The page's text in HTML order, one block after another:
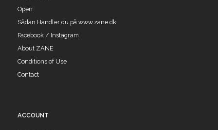
Open
Sådan Handler du på www.zane.dk
Facebook / Instagram
About ZANE
Conditions of Use
Contact
ACCOUNT